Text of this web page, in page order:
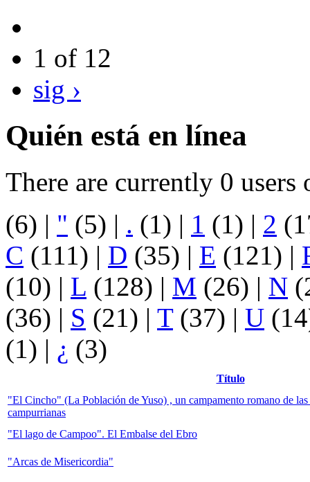
1 of 12
sig ›
Quién está en línea
There are currently 0 users
(6) | " (5) | . (1) | 1 (1) | 2
C (111) | D (35) | E (121) |
(10) | L (128) | M (26) | N
(36) | S (21) | T(37) | U
(1) | ¿ (3)
Título
"El Cincho" (La Población de Yuso) , un campamento romano de las
campurrianas
"El lago de Campoo". El Embalse del Ebro
"Arcas de Misericordia"